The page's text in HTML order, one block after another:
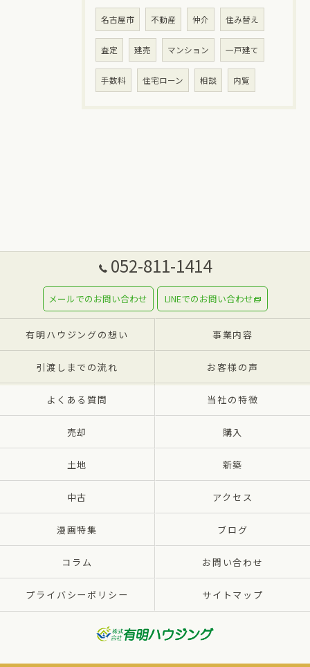
名古屋市 不動産 仲介 住み替え
査定 建売 マンション 一戸建て
手数料 住宅ローン 相談 内覧
052-811-1414
メールでのお問い合わせ LINEでのお問い合わせ
有明ハウジングの想い 事業内容
引渡しまでの流れ お客様の声
よくある質問 当社の特徴
売却 購入
土地 新築
中古 アクセス
漫画特集 ブログ
コラム お問い合わせ
プライバシーポリシー サイトマップ